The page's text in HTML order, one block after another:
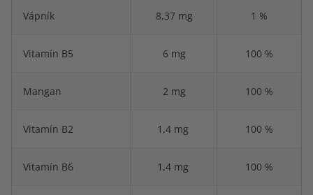
Vápník 8,37 mg 1 %
Vitamín B5 6 mg 100 %
Mangan 2 mg 100 %
Vitamín B2 1,4 mg 100 %
Vitamín B6 1,4 mg 100 %